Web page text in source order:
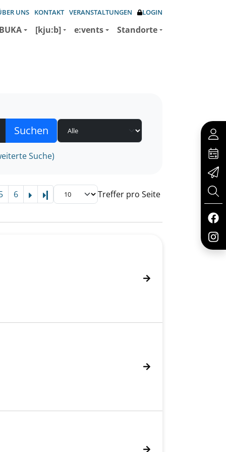
UNS KONTAKT VERANSTALTUNGEN LOGIN
[kju:b] e:vents Standorte
Suche)
6 Letzte Seite Treffer pro Seite